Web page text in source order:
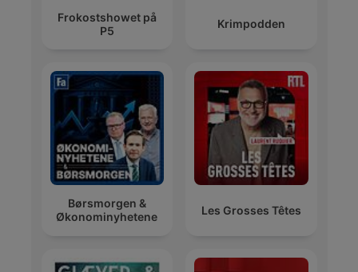
Frokostshowet på
P5
Krimpodden
Børsmorgen &
Økonominyhetene
Les Grosses Têtes